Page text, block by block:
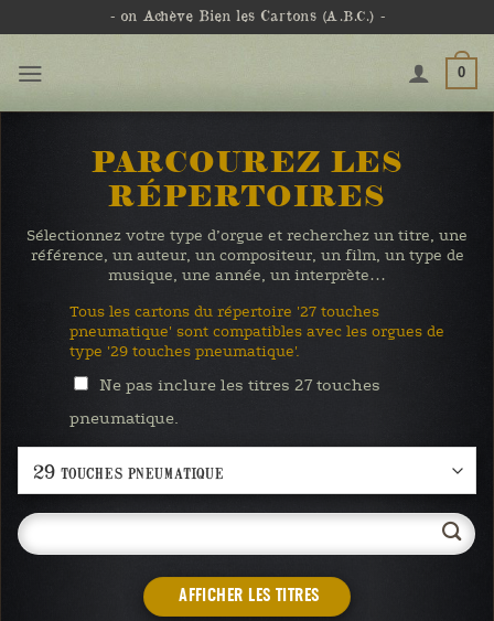
- on Achève Bien les Cartons (A.B.C.) -
0
PARCOUREZ LES
RÉPERTOIRES
Sélectionnez votre type d’orgue et recherchez un titre, une
référence, un auteur, un compositeur, un film, un type de
musique, une année, un interprète…
Tous les cartons du répertoire '27 touches
pneumatique' sont compatibles avec les orgues de
type '29 touches pneumatique'.
Ne pas inclure les titres 27 touches
pneumatique.
AFFICHER LES TITRES